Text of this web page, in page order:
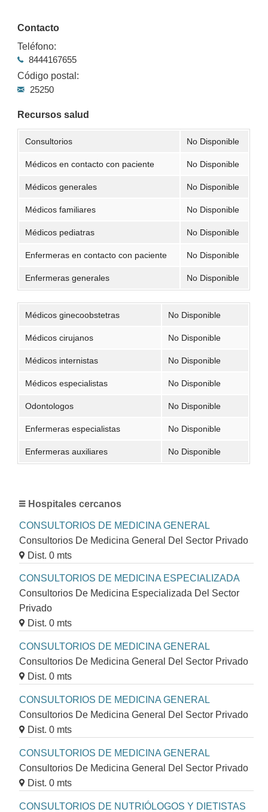
Contacto
Teléfono:
8444167655
Código postal:
25250
Recursos salud
Consultorios No Disponible
Médicos en contacto con paciente No Disponible
Médicos generales No Disponible
Médicos familiares No Disponible
Médicos pediatras No Disponible
Enfermeras en contacto con paciente No Disponible
Enfermeras generales No Disponible
Médicos ginecoobstetras No Disponible
Médicos cirujanos No Disponible
Médicos internistas No Disponible
Médicos especialistas No Disponible
Odontologos No Disponible
Enfermeras especialistas No Disponible
Enfermeras auxiliares No Disponible
Hospitales cercanos
CONSULTORIOS DE MEDICINA GENERAL
Consultorios De Medicina General Del Sector Privado
Dist. 0 mts
CONSULTORIOS DE MEDICINA ESPECIALIZADA
Consultorios De Medicina Especializada Del Sector
Privado
Dist. 0 mts
CONSULTORIOS DE MEDICINA GENERAL
Consultorios De Medicina General Del Sector Privado
Dist. 0 mts
CONSULTORIOS DE MEDICINA GENERAL
Consultorios De Medicina General Del Sector Privado
Dist. 0 mts
CONSULTORIOS DE MEDICINA GENERAL
Consultorios De Medicina General Del Sector Privado
Dist. 0 mts
CONSULTORIOS DE NUTRIÓLOGOS Y DIETISTAS